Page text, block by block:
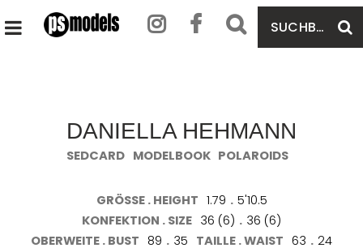
SUCHBEGRIFF
EINGEBEN
HAUPTMENÜ
DANIELLA HEHMANN
SEDCARD MODELBOOK POLAROIDS
GRÖSSE . HEIGHT 1.79 . 5'10.5
KONFEKTION . SIZE 36 (6) . 36 (6)
OBERWEITE . BUST 89 . 35 TAILLE . WAIST 63 . 24